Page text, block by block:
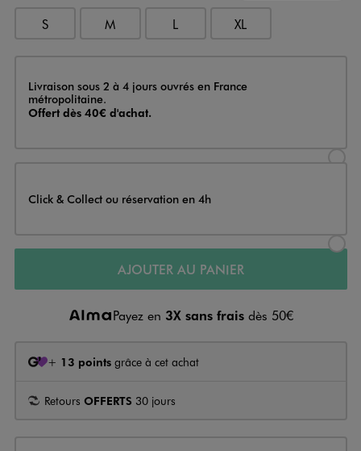
S M L XL
Livraison
Livraison sous 2 à 4 jours ouvrés en France
métropolitaine.
Offert dès 40€ d'achat.
Click & Collect ou réservation en 4h
AJOUTER AU PANIER
Payez en 3X sans frais dès 50€
+ 13 points grâce à cet achat
Retours OFFERTS 30 jours